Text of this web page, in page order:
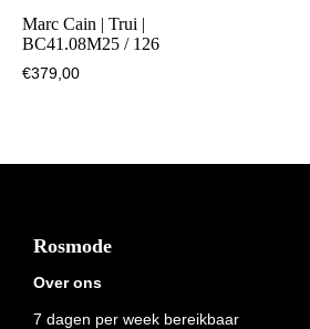
Marc Cain | Trui |
BC41.08M25 / 126
€379,00
Footer
Rosmode
Over ons
7 dagen per week bereikbaar